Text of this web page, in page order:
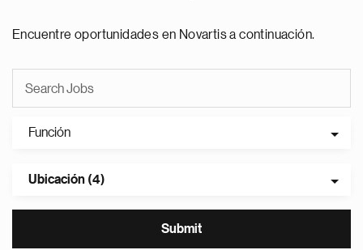
Encuentre oportunidades en Novartis a continuación.
Función
Ubicación (4)